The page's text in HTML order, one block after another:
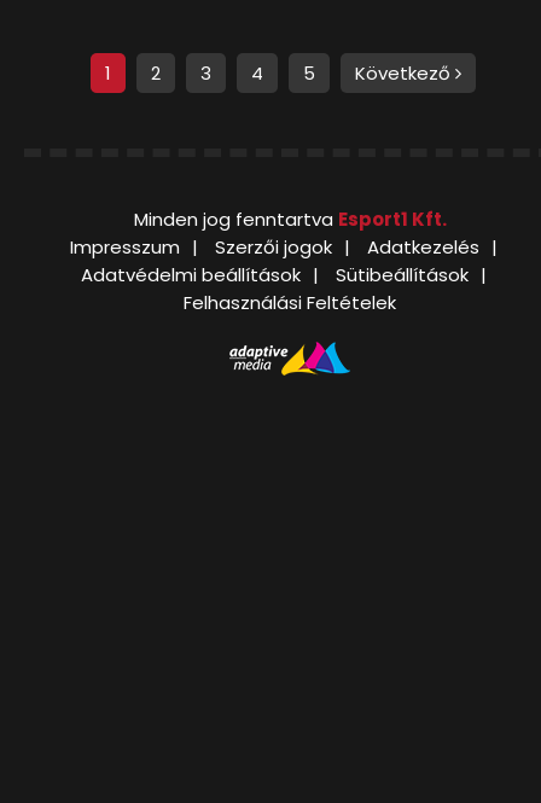
1 2 3 4 5 Következő
Minden jog fenntartva Esport1 Kft.
Impresszum
Szerzői jogok
Adatkezelés
Adatvédelmi beállítások
Sütibeállítások
Felhasználási Feltételek